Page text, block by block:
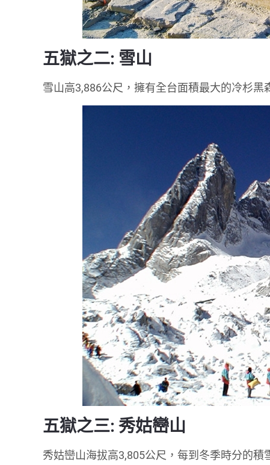
五獄之二: 雪山
雪山高3,886公尺，擁有全台面積最大的冷杉黑
五獄之三: 秀姑巒山
秀姑巒山海拔高3,805公尺，每到冬季時分的